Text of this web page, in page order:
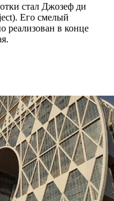
стал Джозеф ди
Его смелый
реализован в конце